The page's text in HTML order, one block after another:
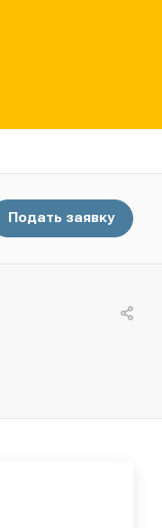
Подать заявку